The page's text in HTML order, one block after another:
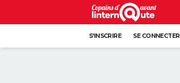
S'INSCRIRE SE CONNECTER